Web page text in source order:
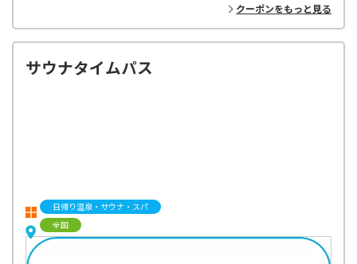
クーポンをもっと見る
サウナタイムパス
日帰り温泉・サウナ・スパ
全国